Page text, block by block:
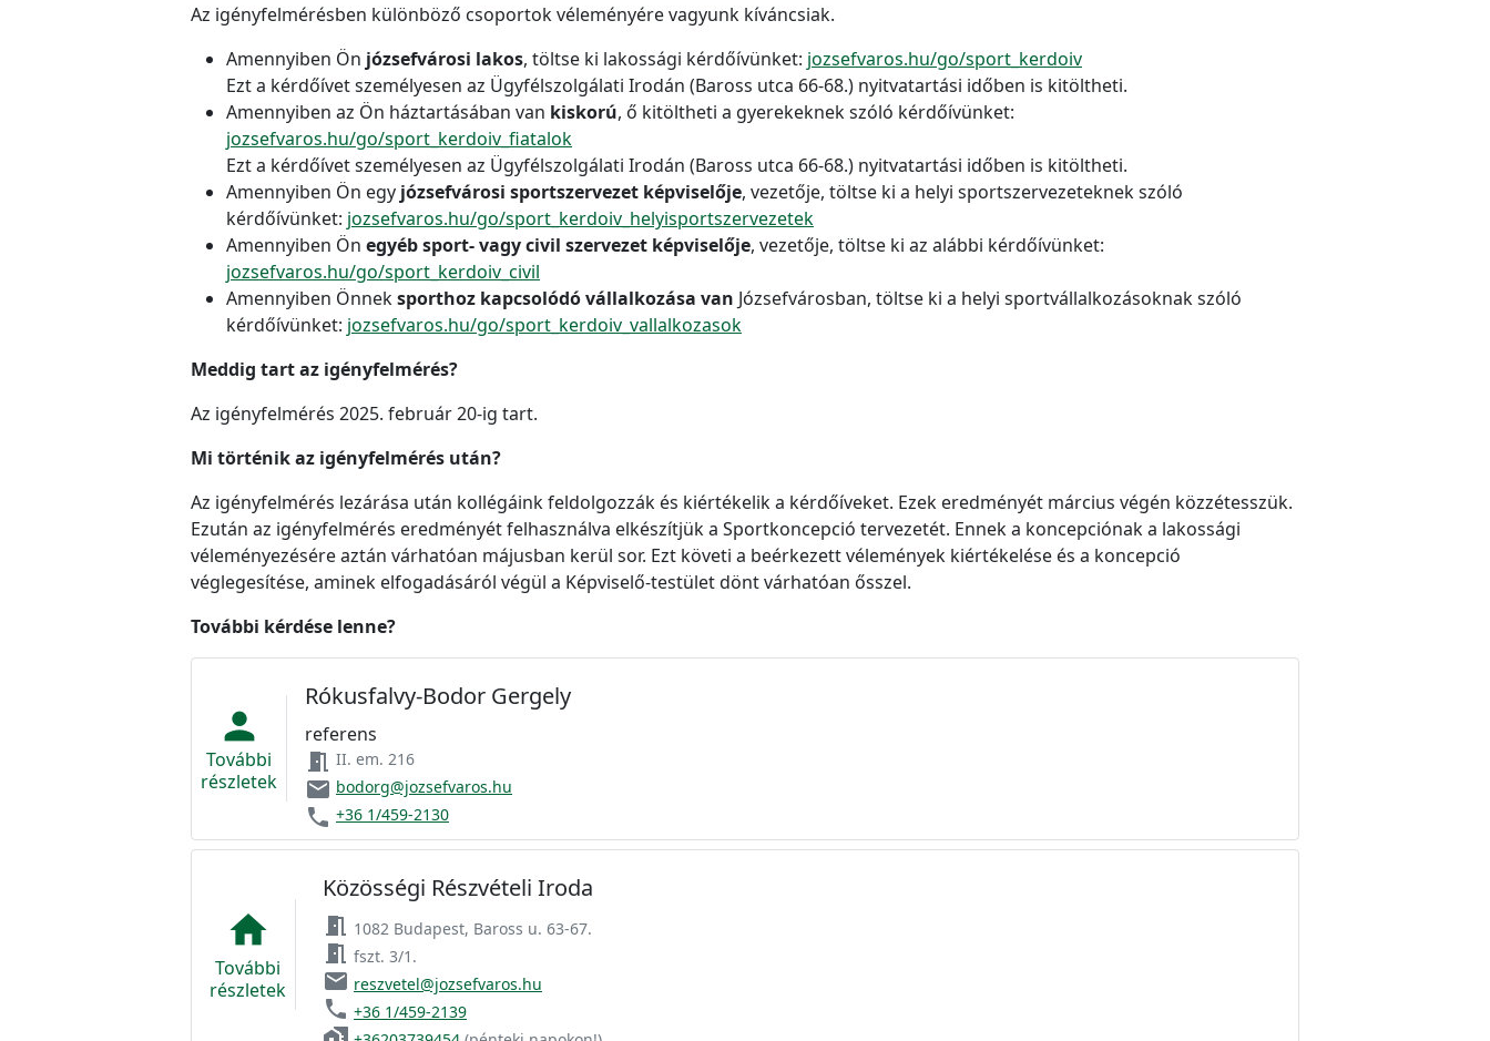
Az igényfelmérésben különböző csoportok véleményére vagyunk kíváncsiak.
Amennyiben Ön józsefvárosi lakos, töltse ki lakossági kérdőívünket: jozsefvaros.hu/go/sport_kerdoiv
Ezt a kérdőívet személyesen az Ügyfélszolgálati Irodán (Baross utca 66-68.) nyitvatartási időben is kitöltheti.
Amennyiben az Ön háztartásában van kiskorú, ő kitöltheti a gyerekeknek szóló kérdőívünket:
jozsefvaros.hu/go/sport_kerdoiv_fiatalok
Ezt a kérdőívet személyesen az Ügyfélszolgálati Irodán (Baross utca 66-68.) nyitvatartási időben is kitöltheti.
Amennyiben Ön egy józsefvárosi sportszervezet képviselője, vezetője, töltse ki a helyi sportszervezeteknek szóló
kérdőívünket: jozsefvaros.hu/go/sport_kerdoiv_helyisportszervezetek
Amennyiben Ön egyéb sport- vagy civil szervezet képviselője, vezetője, töltse ki az alábbi kérdőívünket:
jozsefvaros.hu/go/sport_kerdoiv_civil
Amennyiben Önneksporthoz kapcsolódó vállalkozása van Józsefvárosban, töltse ki a helyi sportvállalkozásoknak szóló
kérdőívünket: jozsefvaros.hu/go/sport_kerdoiv_vallalkozasok
Meddig tart az igényfelmérés?
Az igényfelmérés 2025. február 20-ig tart.
Mi történik az igényfelmérés után?
Az igényfelmérés lezárása után kollégáink feldolgozzák és kiértékelik a kérdőíveket. Ezek eredményét március végén közzétesszük.
Ezután az igényfelmérés eredményét felhasználva elkészítjük a Sportkoncepció tervezetét. Ennek a koncepciónak a lakossági
véleményezésére aztán várhatóan májusban kerül sor. Ezt követi a beérkezett vélemények kiértékelése és a koncepció
véglegesítése, aminek elfogadásáról végül a Képviselő-testület dönt várhatóan ősszel.
További kérdése lenne?
person
További
részletek
Rókusfalvy-Bodor Gergely
referens
meeting_room II. em. 216
email bodorg@jozsefvaros.hu
phone +36 1/459-2130
home
További
részletek
Közösségi Részvételi Iroda
meeting_room 1082 Budapest, Baross u. 63-67.
meeting_room fszt. 3/1.
email reszvetel@jozsefvaros.hu
phone +36 1/459-2139